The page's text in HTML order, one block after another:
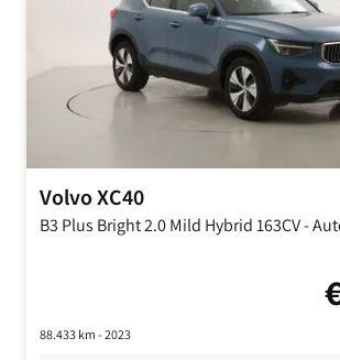
VolvoXC40
B3 Plus Bright2.0 Mild Hybrid 163CV-
88.433km - 2023